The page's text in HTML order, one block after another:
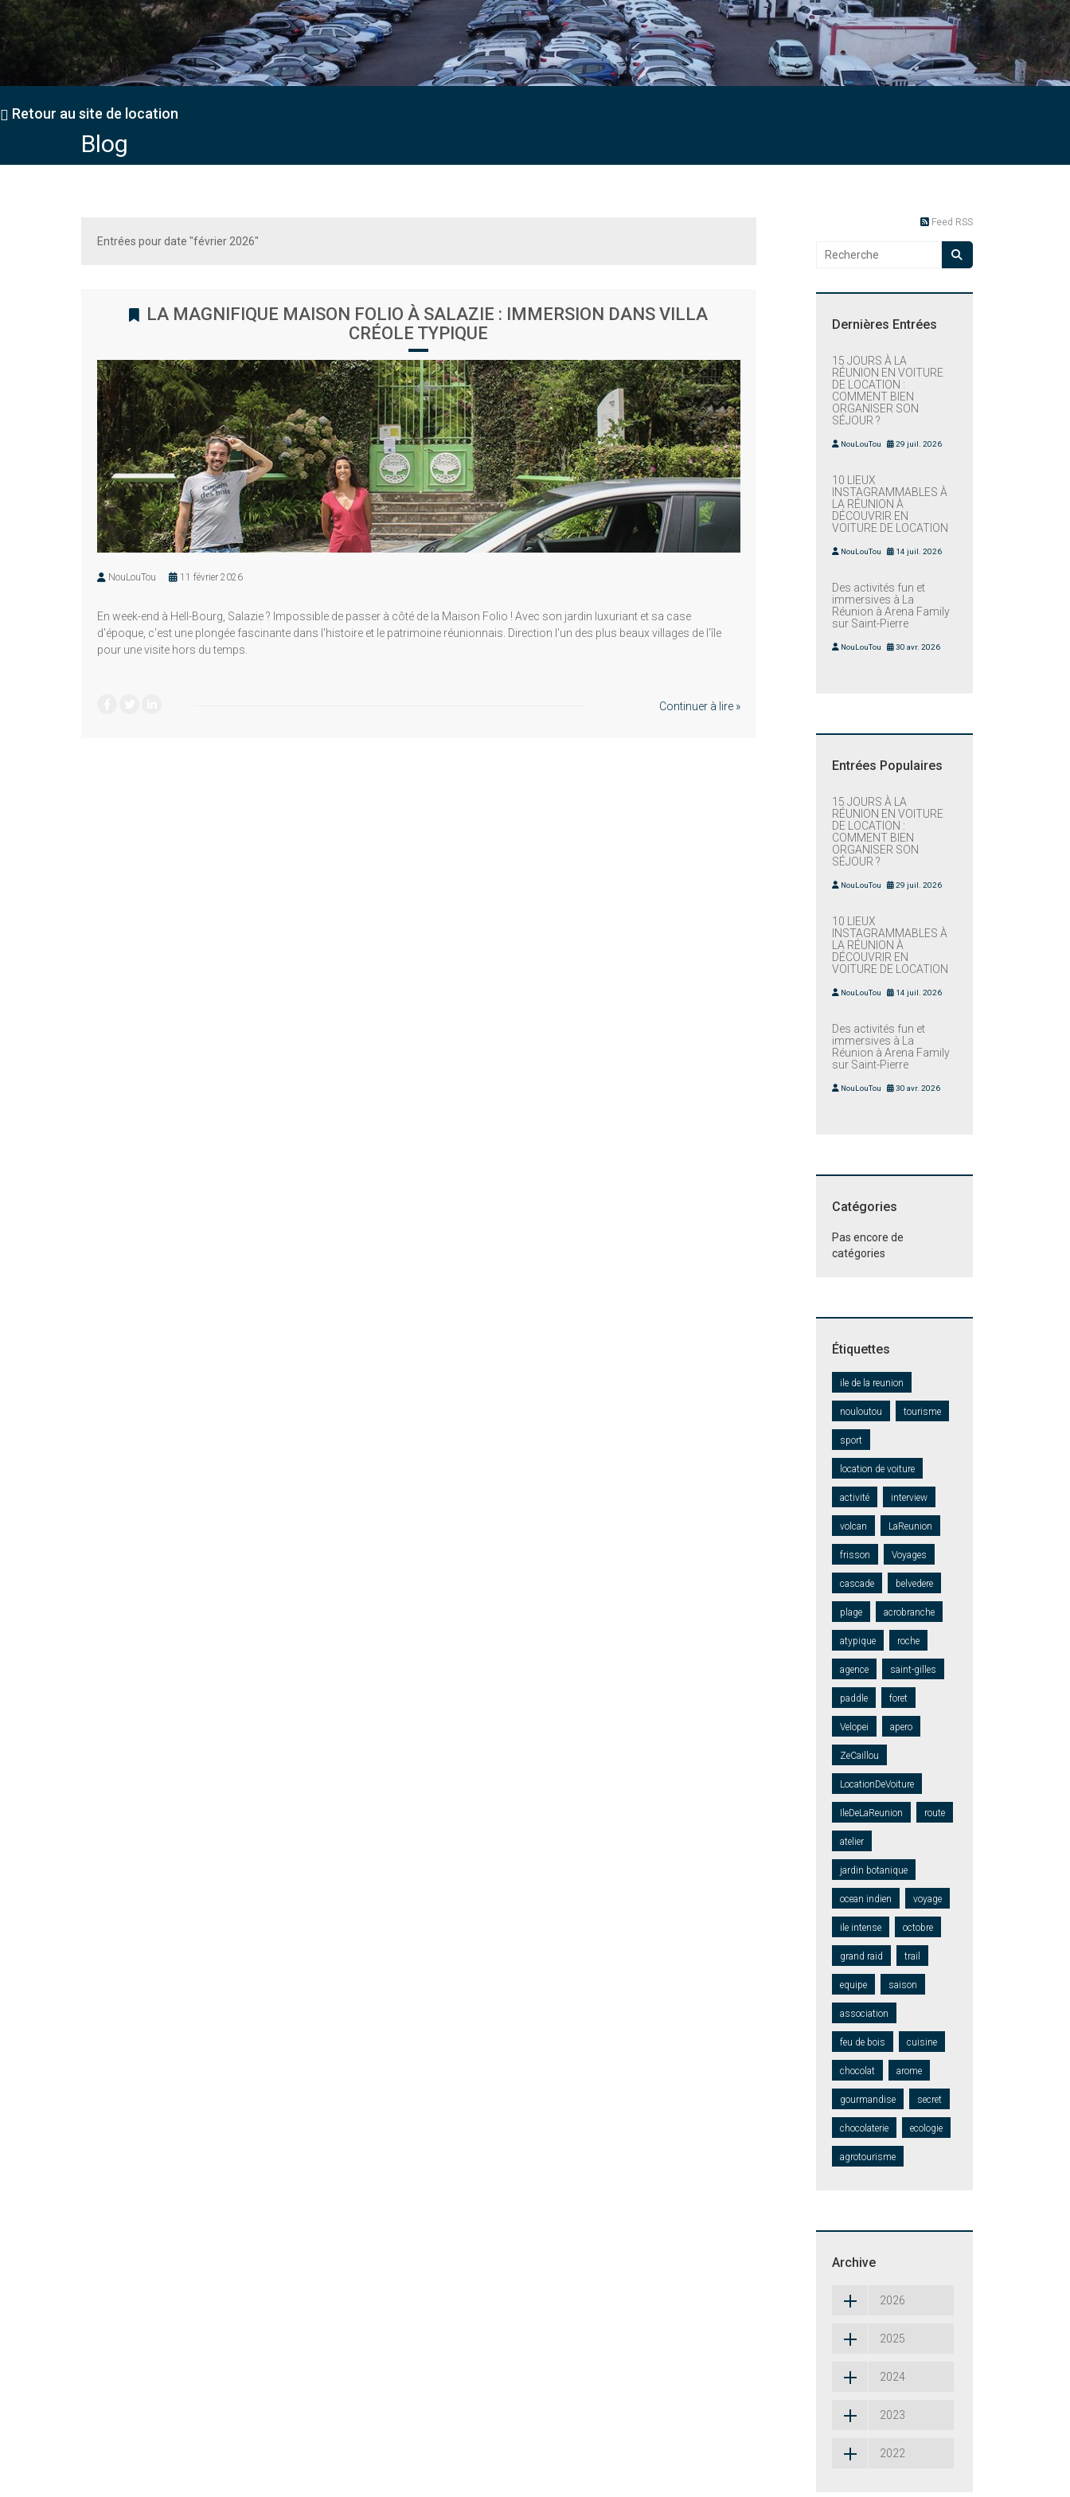
Retour au site de location
Blog
Entrées pour date "février 2026"
LA MAGNIFIQUE MAISON FOLIO À SALAZIE : IMMERSION DANS VILLA
CRÉOLE TYPIQUE
NouLouTou 11 février 2026
En week-end à Hell-Bourg, Salazie ? Impossible de passer à côté de la Maison Folio ! Avec son jardin luxuriant et sa case
d'époque, c'est une plongée fascinante dans l'histoire et le patrimoine réunionnais. Direction l'un des plus beaux villages de l'île
pour une visite hors du temps.
Continuer à lire »
Feed RSS
Dernières Entrées
15 JOURS À LA
RÉUNION EN VOITURE
DE LOCATION :
COMMENT BIEN
ORGANISER SON
SÉJOUR ?
NouLouTou 29 juil. 2026
10 LIEUX
INSTAGRAMMABLES À
LA RÉUNION À
DÉCOUVRIR EN
VOITURE DE LOCATION
NouLouTou 14 juil. 2026
Des activités fun et
immersives à La
Réunion à Arena Family
sur Saint-Pierre
NouLouTou 30 avr. 2026
Entrées Populaires
15 JOURS À LA
RÉUNION EN VOITURE
DE LOCATION :
COMMENT BIEN
ORGANISER SON
SÉJOUR ?
NouLouTou 29 juil. 2026
10 LIEUX
INSTAGRAMMABLES À
LA RÉUNION À
DÉCOUVRIR EN
VOITURE DE LOCATION
NouLouTou 14 juil. 2026
Des activités fun et
immersives à La
Réunion à Arena Family
sur Saint-Pierre
NouLouTou 30 avr. 2026
Catégories
Pas encore de
catégories
Étiquettes
ile de la reunion
nouloutou tourisme
sport
location de voiture
activité interview
volcan LaReunion
frisson Voyages
cascade belvedere
plage acrobranche
atypique roche
agence saint-gilles
paddle foret
Velopei apero
ZeCaillou
LocationDeVoiture
IleDeLaReunion route
atelier
jardin botanique
ocean indien voyage
ile intense octobre
grand raid trail
equipe saison
association
feu de bois cuisine
chocolat arome
gourmandise secret
chocolaterie ecologie
agrotourisme
Archive
2026
2025
2024
2023
2022